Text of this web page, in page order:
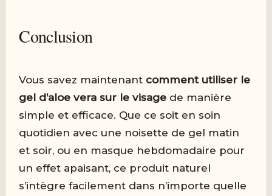
Conclusion
Vous savez maintenant comment utiliser le
gel d’aloe vera sur le visage de manière
simple et efficace. Que ce soit en soin
quotidien avec une noisette de gel matin
et soir, ou en masque hebdomadaire pour
un effet apaisant, ce produit naturel
s’intègre facilement dans n’importe quelle